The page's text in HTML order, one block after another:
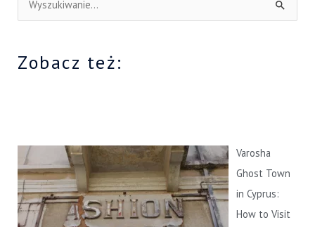
k
a
:
Zobacz też:
Varosha
Ghost Town
in Cyprus:
How to Visit